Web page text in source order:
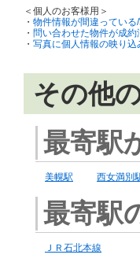
＜個人のお客様用＞
・ 物件情報が間違っている
・ 問い合わせた物件が成約
・ 写真に個人情報の映り込
その他
最寄駅
美幌駅 西女満別
最寄駅
ＪＲ石北本線